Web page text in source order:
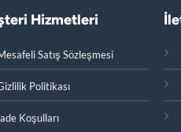
Hizmetleri
Satış Sözleşmesi
Politikası
Koşulları